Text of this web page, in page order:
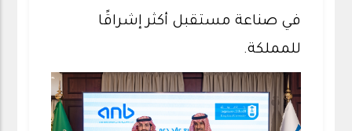
في صناعة مستقبل أكثر إشراقًا
للمملكة.